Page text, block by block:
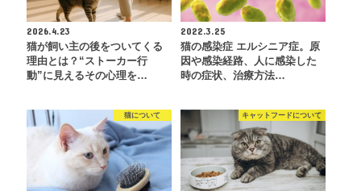
2026.4.23
猫が飼い主の後をついてくる
理由とは？“ストーカー行
動”に見えるその心理を…
2022.3.25
猫の感染症 エルシニア症。原
因や感染経路、人に感染した
時の症状、治療方法…
猫について キャットフードについて